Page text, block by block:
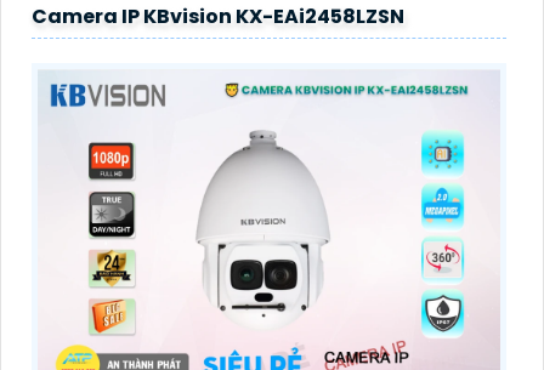
Camera IP KBvision KX-EAi2458LZSN